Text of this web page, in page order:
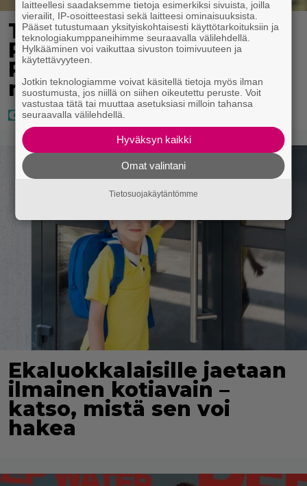
Tältä näyttää Vappu
Pimiän perhelomalla
Portugalissa – ”Kaunis
mekko”
Ekaluokkalaisille jaetaan
ilmainen kotiavain –
katso, mistä sen voi
hakea
laitteellesi saadaksemme tietoja esimerkiksi sivuista, joilla
vierailit, IP-osoitteestasi sekä laitteesi ominaisuuksista.
Pääset tutustumaan yksityiskohtaisesti käyttötarkoituksiin ja
teknologiakumppaneihimme seuraavalla välilehdellä.
Hylkääminen voi vaikuttaa sivuston toimivuuteen ja
käytettävyyteen.
Jotkin teknologiamme voivat käsitellä tietoja myös ilman
suostumusta, jos niillä on siihen oikeutettu peruste. Voit
vastustaa tätä tai muuttaa asetuksiasi milloin tahansa
seuraavalla välilehdellä.
Hyväksyn kaikki
Omat valintani
Tietosuojakäytäntömme